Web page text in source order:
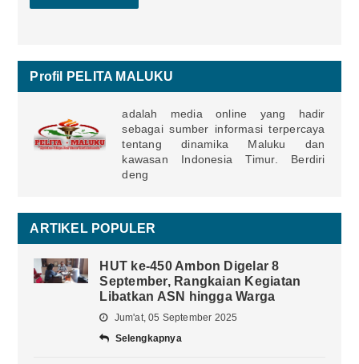
Profil PELITA MALUKU
adalah media online yang hadir
sebagai sumber informasi terpercaya
tentang dinamika Maluku dan
kawasan Indonesia Timur. Berdiri
deng
ARTIKEL POPULER
HUT ke-450 Ambon Digelar 8
September, Rangkaian Kegiatan
Libatkan ASN hingga Warga
Jum'at, 05 September 2025
Selengkapnya